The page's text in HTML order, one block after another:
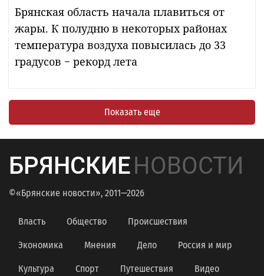
Брянская область начала плавиться от
жары. К полудню в некоторых районах
температура воздуха повысилась до 33
градусов − рекорд лета
Показать еще
БРЯНСКИЕНОВОСТИ
©«Брянские новости», 2011—2026
Власть Общество Происшествия
Экономика Мнения Дело Россия и мир
Культура Спорт Путешествия Видео